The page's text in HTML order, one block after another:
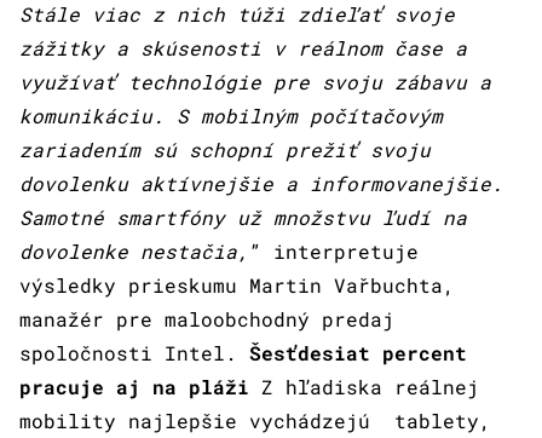
Stále viac z nich túži zdieľať svoje
zážitky a skúsenosti v reálnom čase a
využívať technológie pre svoju zábavu a
komunikáciu. S mobilným počítačovým
zariadením sú schopní prežiť svoju
dovolenku aktívnejšie a informovanejšie.
Samotné smartfóny už množstvu ľudí na
dovolenke nestačia, ” interpretuje
výsledky prieskumu Martin Vařbuchta,
manažér pre maloobchodný predaj
spoločnosti Intel. Šesťdesiat percent
pracuje aj na pláži Z hľadiska reálnej
mobility najlepšie vychádzejú tablety,